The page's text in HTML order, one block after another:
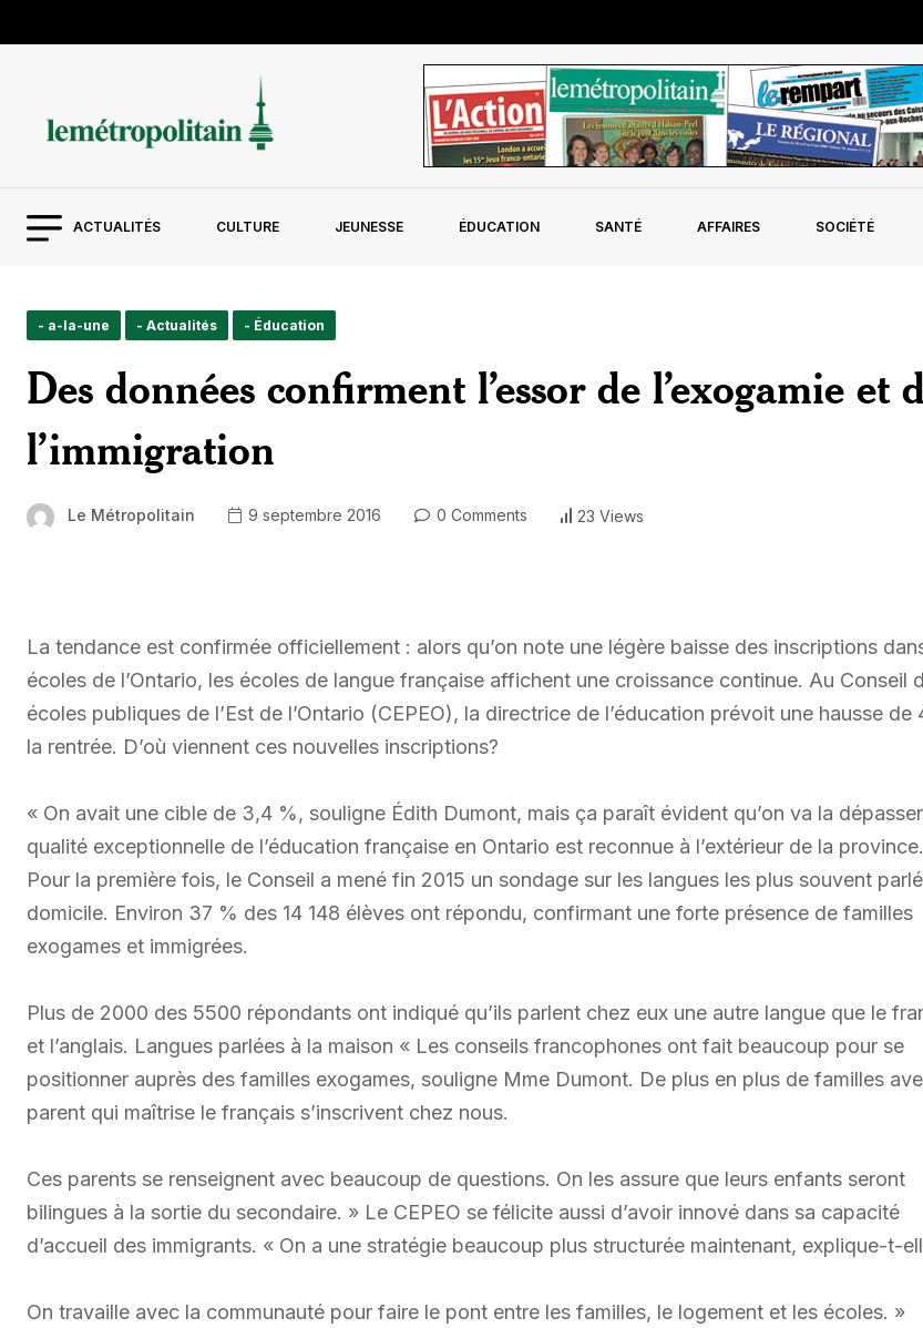
ACTUALITÉS CULTURE JEUNESSE ÉDUCATION SANTÉ AFFAIRES SOCIÉTÉ
- a-la-une - Actualités - Éducation
Des données confirment l’essor de l’exogamie et
l’immigration
Le Métropolitain 9 septembre 2016 0 Comments 23 Views
La tendance est confirmée officiellement : alors qu’on note une légère baisse des inscriptions
écoles de l’Ontario, les écoles de langue française affichent une croissance continue. Au Conseil
écoles publiques de l’Est de l’Ontario (CEPEO), la directrice de l’éducation prévoit une hausse de
la rentrée. D’où viennent ces nouvelles inscriptions?
« On avait une cible de 3,4 %, souligne Édith Dumont, mais ça paraît évident qu’on va la
qualité exceptionnelle de l’éducation française en Ontario est reconnue à l’extérieur de la
Pour la première fois, le Conseil a mené fin 2015 un sondage sur les langues les plus souvent
domicile. Environ 37 % des 14 148 élèves ont répondu, confirmant une forte présence de familles
exogames et immigrées.
Plus de 2000 des 5500 répondants ont indiqué qu’ils parlent chez eux une autre langue que le
et l’anglais. Langues parlées à la maison « Les conseils francophones ont fait beaucoup pour se
positionner auprès des familles exogames, souligne Mme Dumont. De plus en plus de familles
parent qui maîtrise le français s’inscrivent chez nous.
Ces parents se renseignent avec beaucoup de questions. On les assure que leurs enfants seront
bilingues à la sortie du secondaire. » Le CEPEO se félicite aussi d’avoir innové dans sa capacité
d’accueil des immigrants. « On a une stratégie beaucoup plus structurée maintenant, explique-t-
On travaille avec la communauté pour faire le pont entre les familles, le logement et les écoles. »